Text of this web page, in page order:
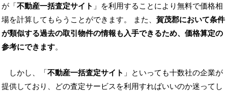
が「不動産一括査定サイト 」を利用することにより無料で価格相
場を計算してもらうことができます。 また、賀茂郡において条件
が類似する過去の取引物件の情報も入手できるため、価格算定の
参考にできます。
しかし、「不動産一括査定サイト 」といっても十数社の企業が
提供しており、どの査定サービスを利用すればいいのか迷ってし